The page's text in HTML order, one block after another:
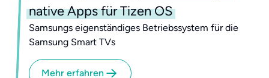
native Apps für Tizen OS
Samsungs eigenständiges Betriebssystem für die
Samsung Smart TVs
Mehr erfahren